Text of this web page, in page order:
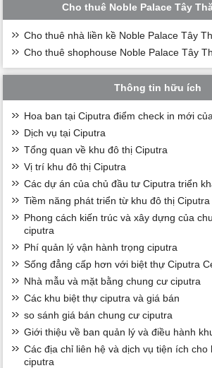
Cho thuê Noble Palace Tây
Cho thuê nhà liền kề Noble Palace Tây
Cho thuê shophouse Noble Palace Tây
Thông tin hữu ích
Hoa ban tại Ciputra điểm check in mới
Dịch vụ tại Ciputra
Tổng quan về khu đô thị Ciputra
Vị trí khu đô thị Ciputra
Các dự án của chủ đầu tư Ciputra triển
Tiềm năng phát triển từ khu đô thị Ciputra
Phong cách kiến trúc và xây dựng của
ciputra
Phí quản lý vận hành trọng ciputra
Sống đẳng cấp hơn với biệt thự Ciputra
Nhà mẫu và mặt bằng chung cư ciputra
Các khu biệt thự ciputra và giá bán
so sánh giá bán chung cư ciputra
Giới thiệu về ban quản lý và điều hành
Các địa chỉ liên hệ và dịch vụ tiện ích cho
ciputra